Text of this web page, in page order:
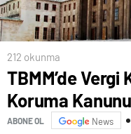
212 okunma
TBMM’de Vergi
Koruma
ABONE OL News